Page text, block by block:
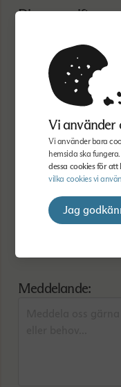
Vi använder
Vi använder bara
hemsida ska fungera.
dessa cookies för att
vilka cookies vi
Jag
Dina uppgifter:
Efternamn
Mobilnummer
E-post
Meddelande: